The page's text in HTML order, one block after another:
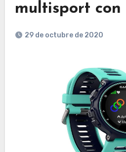
multisport con
29 de octubre de 2020